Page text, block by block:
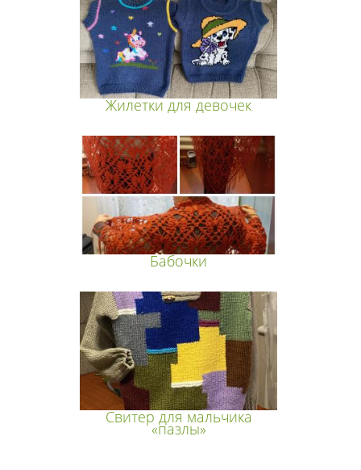
Жилетки для девочек
Бабочки
Свитер для мальчика
«пазлы»